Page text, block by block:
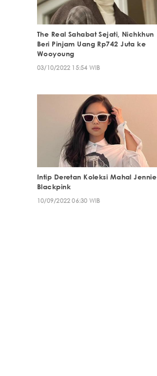
The Real Sahabat Sejati, Nichkhun
Beri Pinjam Uang Rp742 Juta ke
Wooyoung
03/10/2022 15:54 WIB
Intip Deretan Koleksi Mahal Jennie
Blackpink
10/09/2022 06:30 WIB